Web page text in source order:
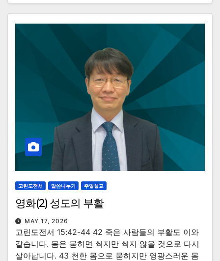
고린도전서 말씀나누기 주일설교
영화(2) 성도의 부활
MAY 17, 2026
고린도전서 15:42-44 42 죽은 사람들의 부활도 이와
같습니다. 몸은 묻히면 썩지만 썩지 않을 것으로 다시
살아납니다. 43 천한 몸으로 묻히지만 영광스러운 몸